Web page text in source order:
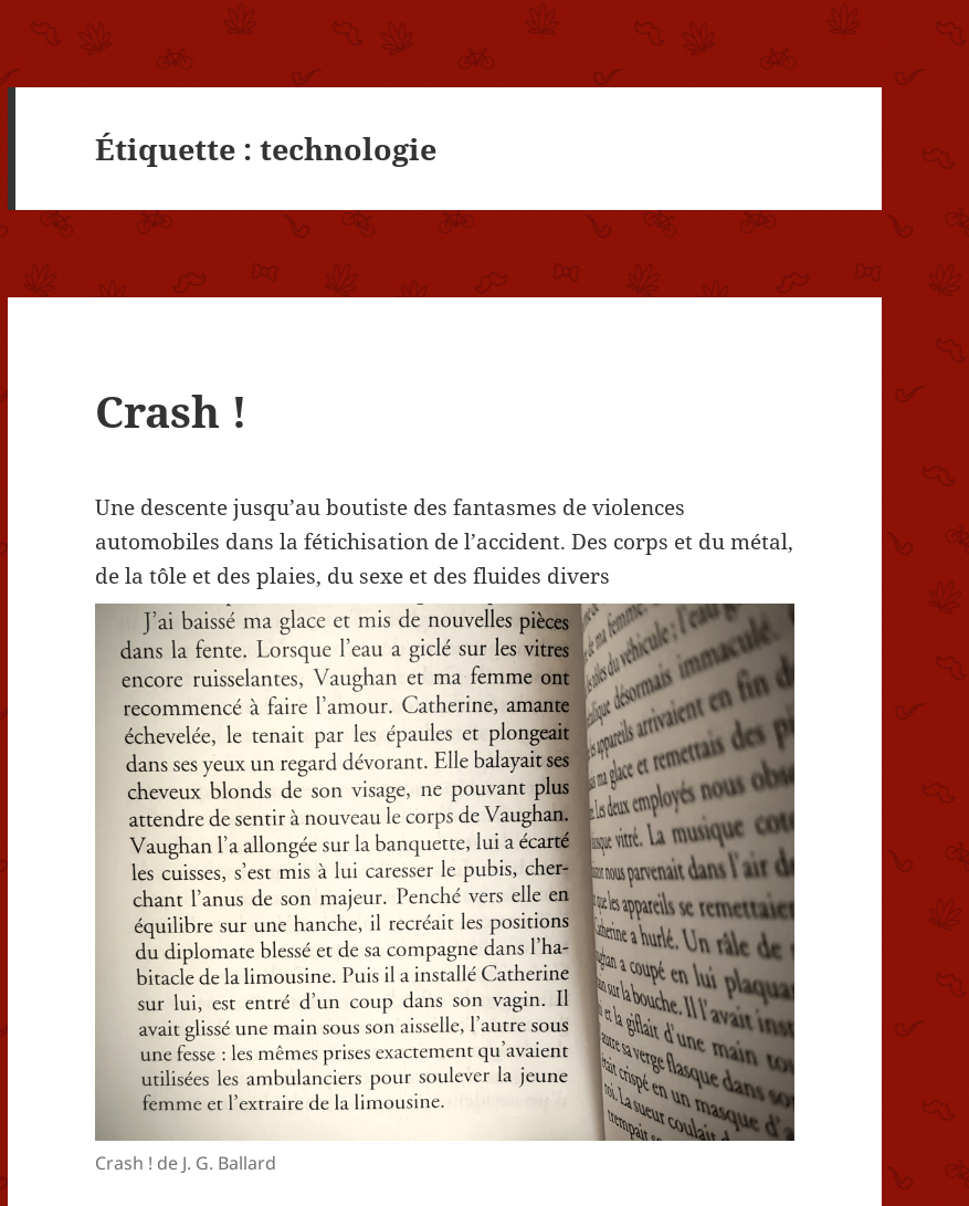
Étiquette :technologie
Crash !
Une descente jusqu’au boutiste des fantasmes de violences
automobiles dans la fétichisation de l’accident. Des corps et du métal,
de la tôle et des plaies, du sexe et des fluides divers
Crash ! de J. G. Ballard